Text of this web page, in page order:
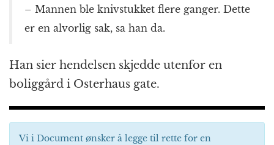
– Mannen ble knivstukket flere ganger. Dette
er en alvorlig sak, sa han da.
Han sier hendelsen skjedde utenfor en
boliggård i Osterhaus gate.
Vi i Document ønsker å legge til rette for en